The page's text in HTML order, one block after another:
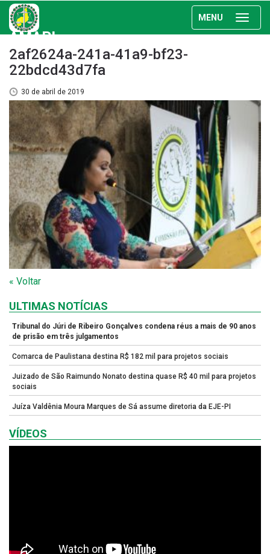
MENU
AMAPI
2af2624a-241a-41a9-bf23-
22bdcd43d7fa
30 de abril de 2019
« Voltar
ULTIMAS NOTÍCIAS
Tribunal do Júri de Ribeiro Gonçalves condena réus a mais de 90 anos
de prisão em três julgamentos
Comarca de Paulistana destina R$ 182 mil para projetos sociais
Juizado de São Raimundo Nonato destina quase R$ 40 mil para projetos
sociais
Juíza Valdênia Moura Marques de Sá assume diretoria da EJE-PI
VÍDEOS